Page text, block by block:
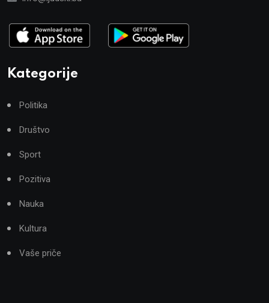
Kategorije
Politika
Društvo
Sport
Pozitiva
Nauka
Kultura
Vaše priče